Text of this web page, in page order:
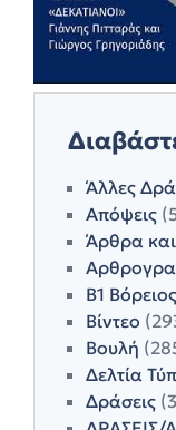
Άλλες
Απόψεις
Άρθρα και
Β1
Βίντεο
Βουλή
Δελτία
Δράσεις